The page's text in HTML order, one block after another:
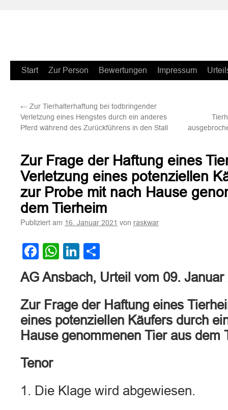
Zum
springen
Start Zur Person Bewertungen Impressum
← Zur Tierhalterhaftung bei todbringender
Verletzung eines Hengstes durch ein anderes
Pferd während des Zurückführens in den Stall
Zur Frage der Haftung eines
Verletzung eines potenziellen
zur Probe mit nach Hause
dem Tierheim
Publiziert am 16. Januar 2021 von raskwar
Facebook
WhatsApp
LinkedIn
AG Ansbach, Urteil vom 09.
Zur Frage der Haftung eines
eines potenziellen Käufers durch
Hause genommenen Tier aus dem
Tenor
1. Die Klage wird abgewiesen.